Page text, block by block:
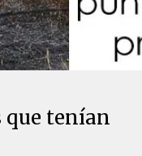
que tenían